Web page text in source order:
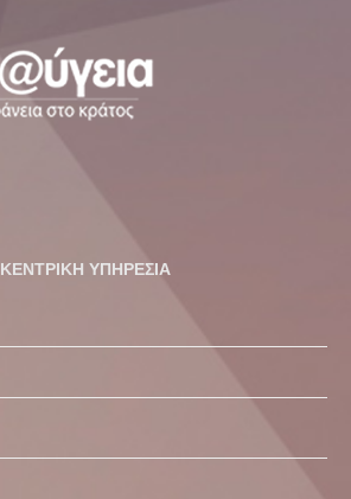
ΚΕΝΤΡΙΚΗ ΥΠΗΡΕΣΙΑ